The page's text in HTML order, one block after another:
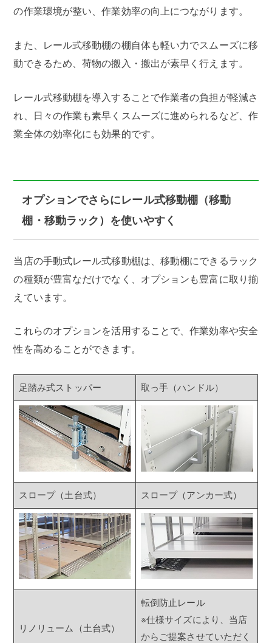
の作業環境が整い、作業効率の向上につながります。
また、レール式移動棚の棚自体も軽い力でスムーズに移
動できるため、荷物の搬入・搬出が素早く行えます。
レール式移動棚を導入することで作業者の負担が軽減さ
れ、日々の作業も素早くスムーズに進められるなど、作
業全体の効率化にも効果的です。
オプションでさらにレール式移動棚（移動
棚・移動ラック）を使いやすく
当店の手動式レール式移動棚は、移動棚にできるラック
の種類が豊富なだけでなく、オプションも豊富に取り揃
えています。
これらのオプションを活用することで、作業効率や安全
性を高めることができます。
足踏み式ストッパー 取っ手（ハンドル）
スロープ（土台式） スロープ（アンカー式）
リノリューム（土台式）
転倒防止レール
※仕様サイズにより、当店
からご提案させていただく